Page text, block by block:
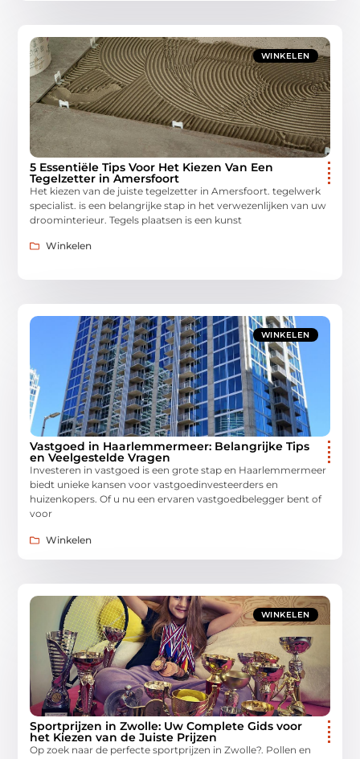
WINKELEN
5 Essentiële Tips Voor Het Kiezen Van Een
Tegelzetter in Amersfoort
Het kiezen van de juiste tegelzetter in Amersfoort. tegelwerk
specialist. is een belangrijke stap in het verwezenlijken van uw
droominterieur. Tegels plaatsen is een kunst
Winkelen
WINKELEN
Vastgoed in Haarlemmermeer: Belangrijke Tips
en Veelgestelde Vragen
Investeren in vastgoed is een grote stap en Haarlemmermeer
biedt unieke kansen voor vastgoedinvesteerders en
huizenkopers. Of u nu een ervaren vastgoedbelegger bent of
voor
Winkelen
WINKELEN
Sportprijzen in Zwolle: Uw Complete Gids voor
het Kiezen van de Juiste Prijzen
Op zoek naar de perfecte sportprijzen in Zwolle?. Pollen en